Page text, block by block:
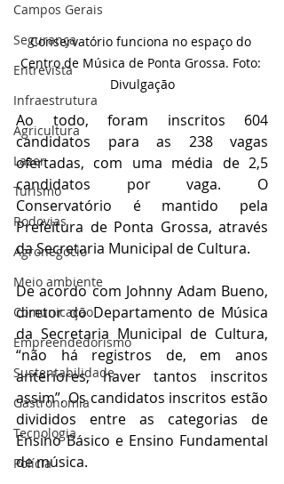
Campos Gerais
Segurança
Entrevista
Infraestrutura
Agricultura
Lazer
Turismo
Rodovias
Agronegócio
Meio ambiente
Comunicação
Empreendedorismo
Sustentabilidade
Gastronomia
Tecnologia
Polícia
Conservatório funciona no espaço do
Centro de Música de Ponta Grossa. Foto:
Divulgação
Ao todo, foram inscritos 604
candidatos para as 238 vagas
ofertadas, com uma média de 2,5
candidatos por vaga. O
Conservatório é mantido pela
Prefeitura de Ponta Grossa, através
da Secretaria Municipal de Cultura.
De acordo com Johnny Adam Bueno,
diretor do Departamento de Música
da Secretaria Municipal de Cultura,
“não há registros de, em anos
anteriores, haver tantos inscritos
assim”. Os candidatos inscritos estão
divididos entre as categorias de
Ensino Básico e Ensino Fundamental
de música.